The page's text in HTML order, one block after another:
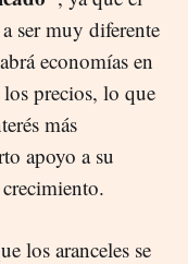
ser muy diferente
economías en
precios, lo que
más
apoyo a su
los aranceles se